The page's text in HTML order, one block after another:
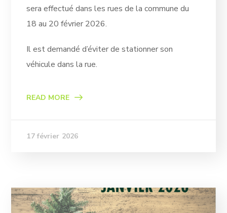
sera effectué dans les rues de la commune du
18 au 20 février 2026.
Il est demandé d’éviter de stationner son
véhicule dans la rue.
READ MORE
17 février 2026